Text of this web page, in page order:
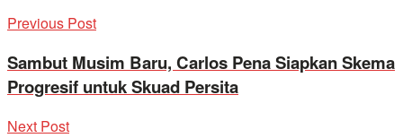
Previous Post
Sambut Musim Baru, Carlos Pena Siapkan Skema
Progresif untuk Skuad Persita
Next Post